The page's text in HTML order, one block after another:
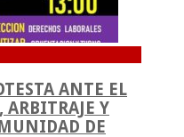
ANTE EL
Y
DE